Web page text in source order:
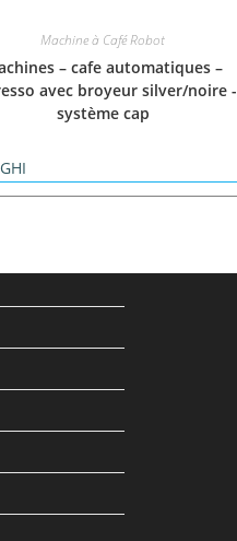
Machine à Café Robot
– cafe automatiques –
avec broyeur silver/noire -
système cap